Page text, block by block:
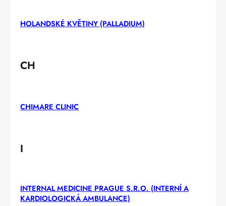
HOLANDSKÉ KVĚTINY (PALLADIUM)
CH
CHIMARE CLINIC
I
INTERNAL MEDICINE PRAGUE S.R.O. (INTERNÍ A
KARDIOLOGICKÁ AMBULANCE)